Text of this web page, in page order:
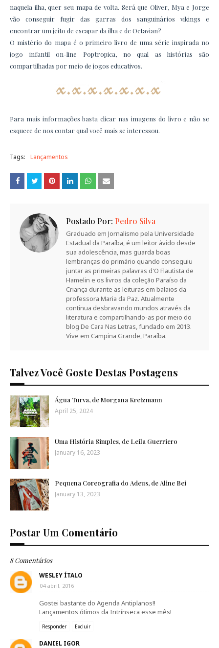
naquela ilha, quer seu mapa de volta. Será que Oliver, Mya e Jorge
vão conseguir fugir das garras dos sanguinários vikings e
encontrar um jeito de escapar da ilha e de Octavian?
O mistério do mapa é o primeiro livro de uma série inspirada no
jogo infantil on-line Poptropica, no qual as histórias são
compartilhadas por meio de jogos educativos.
Para mais informações basta clicar nas imagens do livro e não se
esquece de nos contar qual você mais se interessou.
Tags: Lançamentos
Postado Por: Pedro Silva
Graduado em Jornalismo pela Universidade
Estadual da Paraíba, é um leitor àvido desde
sua adolescência, mas guarda boas
lembranças do primário quando conseguiu
juntar as primeiras palavras d'O Flautista de
Hamelin e os livros da coleção Paraíso da
Criança durante as leituras em balaios da
professora Maria da Paz. Atualmente
continua desbravando mundos através da
literatura e compartilhando-as por meio do
blog De Cara Nas Letras, fundado em 2013.
Vive em Campina Grande, Paraíba.
Talvez Você Goste Destas Postagens
Água Turva, de Morgana Kretzmann
April 25, 2024
Uma História Simples, de Leila Guerriero
January 16, 2023
Pequena Coreografia do Adeus, de Aline Bei
January 13, 2023
Postar Um Comentário
8 Comentários
WESLEY ÍTALO
04 abril, 2016
Gostei bastante do Agenda Antiplanos!!
Lançamentos ótimos da Intrínseca esse mês!
Responder Excluir
DANIEL IGOR